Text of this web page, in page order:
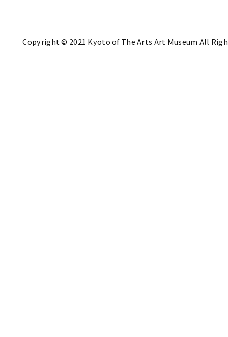
Copyright © 2021 Kyoto of The Arts Art Museum All